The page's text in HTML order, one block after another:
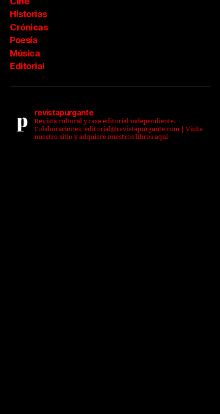
Historias
Crónicas
Poesía
Música
Editorial
revistapurgante
Revista cultural y casa editorial independiente.
Colaboraciones: editorial@revistapurgante.com | Visita
nuestro sitio y adquiere nuestros libros aquí